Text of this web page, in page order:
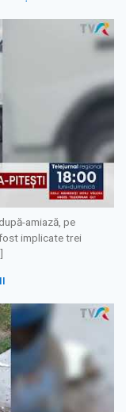
amiază, pe
implicate trei